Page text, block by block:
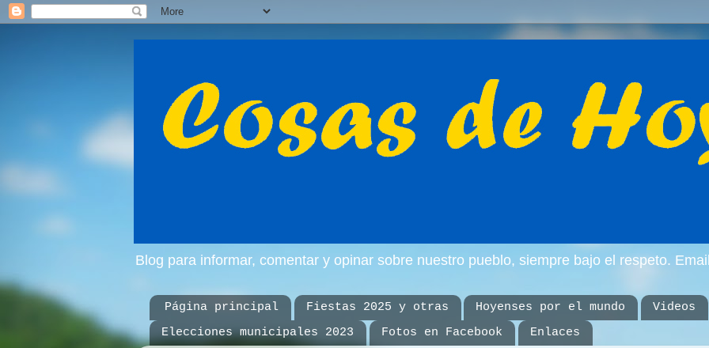
Blog para informar, comentar y opinar sobre nuestro pueblo, siempre bajo el respeto.
Página principal Fiestas 2025 y otras Hoyenses por el mundo
Videos
Elecciones municipales 2023
Fotos en Facebook Enlaces